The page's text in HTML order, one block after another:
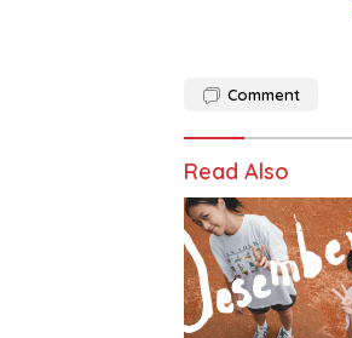
Comment
Read Also